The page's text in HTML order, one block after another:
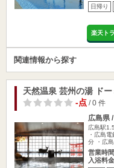
日帰り
楽天ト
関連情報から探す
天然温泉 芸州の湯 ド
-点/ 0 件
広島県
広島駅
・広島
分 ・広
営業時間
入浴料